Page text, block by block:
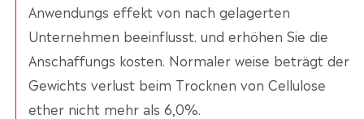
Anwendungs effekt von nach gelagerten
Unternehmen beeinflusst. und erhöhen Sie die
Anschaffungs kosten. Normaler weise beträgt der
Gewichts verlust beim Trocknen von Cellulose
ether nicht mehr als 6,0%.